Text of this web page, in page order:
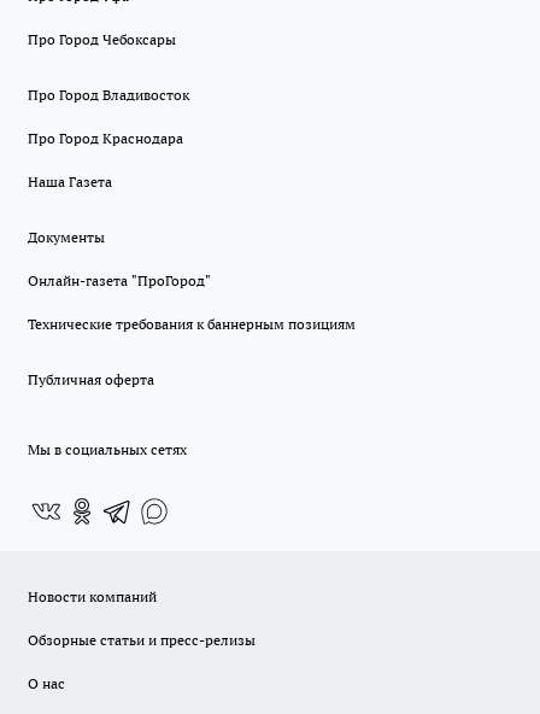
Про Город Чебоксары
Про Город Владивосток
Про Город Краснодара
Наша Газета
Документы
Онлайн-газета "ПроГород"
Технические требования к баннерным позициям
Публичная оферта
Мы в социальных сетях
Новости компаний
Обзорные статьи и пресс-релизы
О нас